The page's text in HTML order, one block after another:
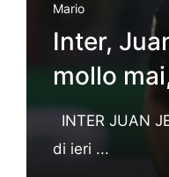
Mario
Inter,
mollo
INTER JUAN
di ieri ...